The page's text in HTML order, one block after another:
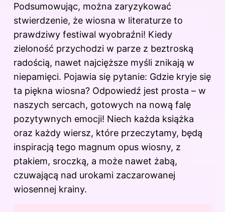
Podsumowując, można zaryzykować
stwierdzenie, że wiosna w literaturze to
prawdziwy festiwal wyobraźni! Kiedy
zieloność przychodzi w parze z beztroską
radością, nawet najcięższe myśli znikają w
niepamięci. Pojawia się pytanie: Gdzie kryje się
ta piękna wiosna? Odpowiedź jest prosta – w
naszych sercach, gotowych na nową falę
pozytywnych emocji! Niech każda książka
oraz każdy wiersz, które przeczytamy, będą
inspiracją tego magnum opus wiosny, z
ptakiem, sroczką, a może nawet żabą,
czuwającą nad urokami zaczarowanej
wiosennej krainy.